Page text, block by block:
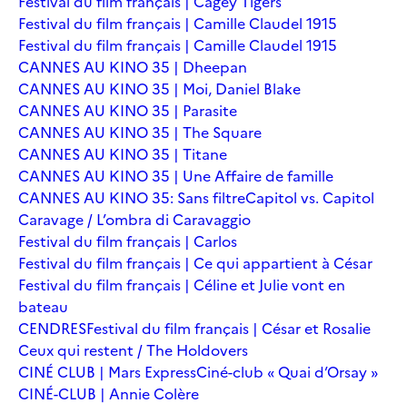
Festival du film français | Camille Claudel 1915
Festival du film français | Camille Claudel 1915
CANNES AU KINO 35 | Dheepan
CANNES AU KINO 35 | Moi, Daniel Blake
CANNES AU KINO 35 | Parasite
CANNES AU KINO 35 | The Square
CANNES AU KINO 35 | Titane
CANNES AU KINO 35 | Une Affaire de famille
CANNES AU KINO 35: Sans filtreCapitol vs. Capitol
Caravage / L’ombra di Caravaggio
Festival du film français | Carlos
Festival du film français | Ce qui appartient à César
Festival du film français | Céline et Julie vont en
bateau
CENDRESFestival du film français | César et Rosalie
Ceux qui restent / The Holdovers
CINÉ CLUB | Mars ExpressCiné-club « Quai d’Orsay »
CINÉ-CLUB | Annie Colère